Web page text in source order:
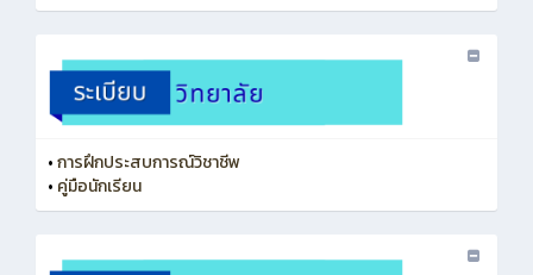
•การฝึกประสบการณ์วิชาชีพ
• คู่มือนักเรียน